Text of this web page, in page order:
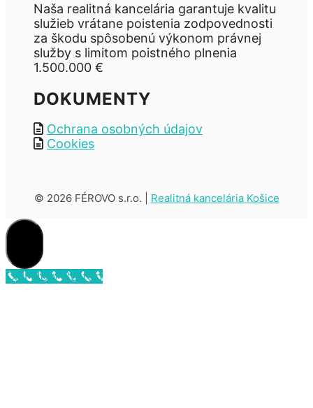
Naša realitná kancelária garantuje kvalitu
služieb vrátane poistenia zodpovednosti
za škodu spôsobenú výkonom právnej
služby s limitom poistného plnenia
1.500.000 €
DOKUMENTY
Ochrana osobných údajov
Cookies
© 2026 FÉROVO s.r.o. | Realitná kancelária Košice
CLOSE
Call Now Button